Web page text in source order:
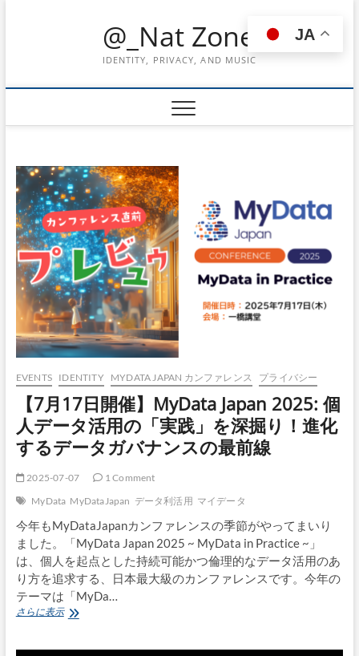
@_Nat Zone
IDENTITY, PRIVACY, AND MUSIC
EVENTS IDENTITY MYDATA JAPAN カンファレンス プライバシー
【7月17日開催】MyData Japan 2025: 個
人データ活用の「実践」を深掘り！進化
するデータガバナンスの最前線
2025-07-07
1 Comment
MyData MyDataJapan データ利活用 マイデータ
今年もMyDataJapanカンファレンスの季節がやってまいり
ました。「MyData Japan 2025 ~ MyData in Practice ~」
は、個人を起点とした持続可能かつ倫理的なデータ活用のあ
り方を追求する、日本最大級のカンファレンスです。今年の
テーマは「MyDa…
さらに表示【7
JA